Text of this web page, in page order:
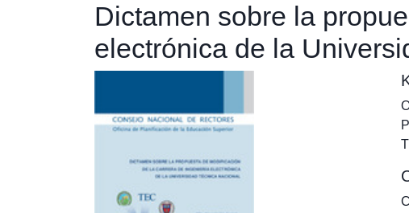
Dictamen sobre la
electrónica de la